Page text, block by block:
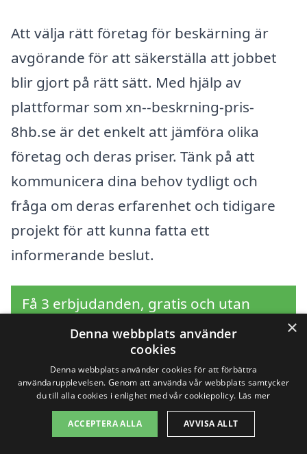
Att välja rätt företag för beskärning är
avgörande för att säkerställa att jobbet
blir gjort på rätt sätt. Med hjälp av
plattformar som xn--beskrning-pris-
8hb.se är det enkelt att jämföra olika
företag och deras priser. Tänk på att
kommunicera dina behov tydligt och
fråga om deras erfarenhet och tidigare
projekt för att kunna fatta ett
informerande beslut.
Få 3 erbjudanden, gratis och utan
förpliktelser
Sök efter en
professionell för
×
Denna webbplats använder
cookies
Denna webbplats använder cookies för att förbättra
användarupplevelsen. Genom att använda vår webbplats samtycker
du till alla cookies i enlighet med vår cookiepolicy. Läs mer
ACCEPTERA ALLA AVVISA ALLT